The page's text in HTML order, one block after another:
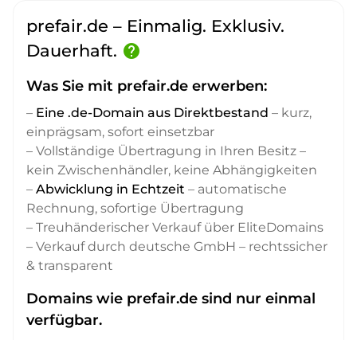
prefair.de – Einmalig. Exklusiv.
Dauerhaft. help
Was Sie mit prefair.de erwerben:
– Eine .de-Domain aus Direktbestand – kurz,
einprägsam, sofort einsetzbar
– Vollständige Übertragung in Ihren Besitz –
kein Zwischenhändler, keine Abhängigkeiten
– Abwicklung in Echtzeit – automatische
Rechnung, sofortige Übertragung
– Treuhänderischer Verkauf über EliteDomains
– Verkauf durch deutsche GmbH – rechtssicher
& transparent
Domains wie prefair.de sind nur einmal
verfügbar.